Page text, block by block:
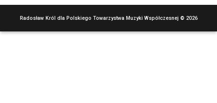
Radosław Król dla Polskiego Towarzystwa Muzyki Współczesnej © 2026